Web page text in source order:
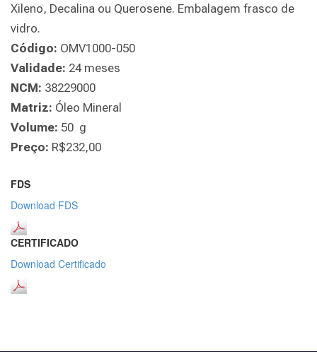
Xileno, Decalina ou Querosene. Embalagem frasco de
vidro.
Código: OMV1000-050
Validade: 24 meses
NCM: 38229000
Matriz: Óleo Mineral
Volume: 50 g
Preço: R$232,00
FDS
Download FDS
CERTIFICADO
Download Certificado